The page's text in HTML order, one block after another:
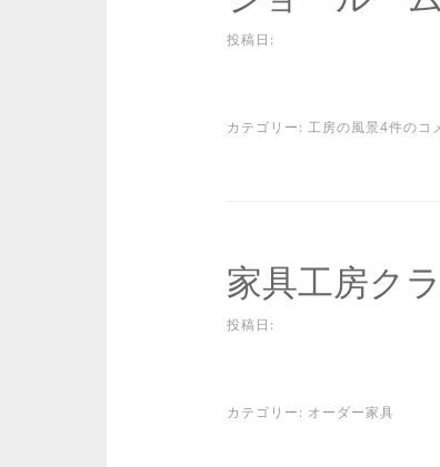
投稿日:
カテゴリー: 工房の風景4件のコ
家具工房ク
投稿日:
カテゴリー: オーダー家具